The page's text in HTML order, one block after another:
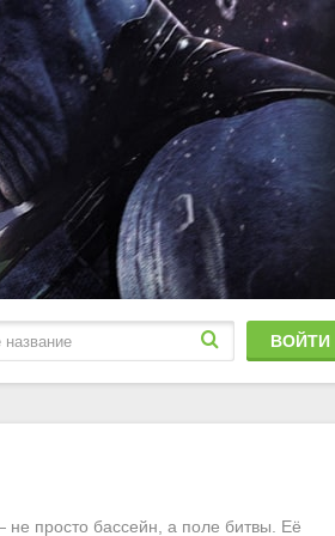
ВОЙТИ
просто бассейн, а поле битвы. Её